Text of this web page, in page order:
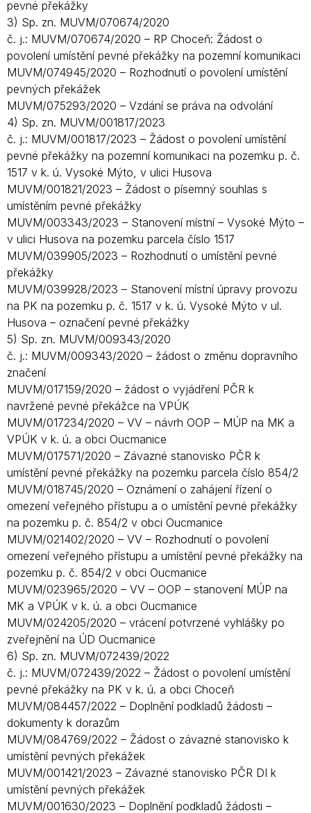
pevné překážky
3) Sp. zn. MUVM/070674/2020
č. j.: MUVM/070674/2020 – RP Choceň: Žádost o
povolení umístění pevné překážky na pozemní komunikaci
MUVM/074945/2020 – Rozhodnutí o povolení umístění
pevných překážek
MUVM/075293/2020 – Vzdání se práva na odvolání
4) Sp. zn. MUVM/001817/2023
č. j.: MUVM/001817/2023 – Žádost o povolení umístění
pevné překážky na pozemní komunikaci na pozemku p. č.
1517 v k. ú. Vysoké Mýto, v ulici Husova
MUVM/001821/2023 – Žádost o písemný souhlas s
umístěním pevné překážky
MUVM/003343/2023 – Stanovení místní – Vysoké Mýto –
v ulici Husova na pozemku parcela číslo 1517
MUVM/039905/2023 – Rozhodnutí o umístění pevné
překážky
MUVM/039928/2023 – Stanovení místní úpravy provozu
na PK na pozemku p. č. 1517 v k. ú. Vysoké Mýto v ul.
Husova – označení pevné překážky
5) Sp. zn. MUVM/009343/2020
č. j.: MUVM/009343/2020 – žádost o změnu dopravního
značení
MUVM/017159/2020 – žádost o vyjádření PČR k
navržené pevné překážce na VPÚK
MUVM/017234/2020 – VV – návrh OOP – MÚP na MK a
VPÚK v k. ú. a obci Oucmanice
MUVM/017571/2020 – Závazné stanovisko PČR k
umístění pevné překážky na pozemku parcela číslo 854/2
MUVM/018745/2020 – Oznámení o zahájení řízení o
omezení veřejného přístupu a o umístění pevné překážky
na pozemku p. č. 854/2 v obci Oucmanice
MUVM/021402/2020 – VV – Rozhodnutí o povolení
omezení veřejného přístupu a umístění pevné překážky na
pozemku p. č. 854/2 v obci Oucmanice
MUVM/023965/2020 – VV – OOP – stanovení MÚP na
MK a VPÚK v k. ú. a obci Oucmanice
MUVM/024205/2020 – vrácení potvrzené vyhlášky po
zveřejnění na ÚD Oucmanice
6) Sp. zn. MUVM/072439/2022
č. j.: MUVM/072439/2022 – Žádost o povolení umístění
pevné překážky na PK v k. ú. a obci Choceň
MUVM/084457/2022 – Doplnění podkladů žádosti –
dokumenty k dorazům
MUVM/084769/2022 – Žádost o závazné stanovisko k
umístění pevných překážek
MUVM/001421/2023 – Závazné stanovisko PČR DI k
umístění pevných překážek
MUVM/001630/2023 – Doplnění podkladů žádosti –